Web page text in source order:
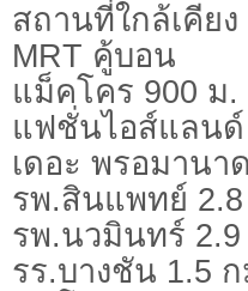
สถานที่ใกล้เคียง
MRT คู้บอน
แม็คโคร 900 ม.
แฟชั่นไอส์แลนด์
เดอะ พรอมานา
รพ.สินแพทย์
รพ.นวมินทร์ 2.9
รร.บางชัน 1.5